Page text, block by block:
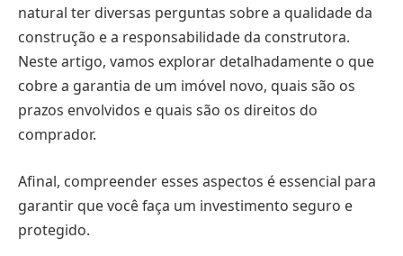
natural ter diversas perguntas sobre a qualidade da
construção e a responsabilidade da construtora.
Neste artigo, vamos explorar detalhadamente o que
cobre a garantia de um imóvel novo, quais são os
prazos envolvidos e quais são os direitos do
comprador.
Afinal, compreender esses aspectos é essencial para
garantir que você faça um investimento seguro e
protegido.